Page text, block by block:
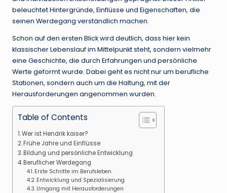
beleuchtet Hintergründe, Einflüsse und Eigenschaften, die
seinen Werdegang verständlich machen.
Schon auf den ersten Blick wird deutlich, dass hier kein
klassischer Lebenslauf im Mittelpunkt steht, sondern vielmehr
eine Geschichte, die durch Erfahrungen und persönliche
Werte geformt wurde. Dabei geht es nicht nur um berufliche
Stationen, sondern auch um die Haltung, mit der
Herausforderungen angenommen wurden.
Table of Contents
Wer ist Hendrik kaiser?
Frühe Jahre und Einflüsse
Bildung und persönliche Entwicklung
Beruflicher Werdegang
Erste Schritte im Berufsleben
Entwicklung und Spezialisierung
Umgang mit Herausforderungen